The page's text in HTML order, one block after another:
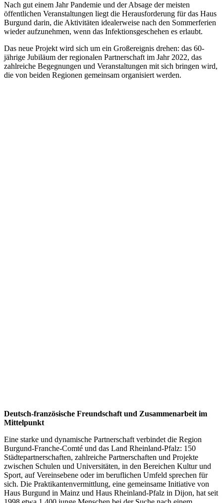
Nach gut einem Jahr Pandemie und der Absage der meisten
öffentlichen Veranstaltungen liegt die Herausforderung für das Haus
Burgund darin, die Aktivitäten idealerweise nach den Sommerferien
wieder aufzunehmen, wenn das Infektionsgeschehen es erlaubt.
Das neue Projekt wird sich um ein Großereignis drehen: das 60-
jährige Jubiläum der regionalen Partnerschaft im Jahr 2022, das
zahlreiche Begegnungen und Veranstaltungen mit sich bringen wird,
die von beiden Regionen gemeinsam organisiert werden.
Deutsch-französische Freundschaft und Zusammenarbeit im
Mittelpunkt
Eine starke und dynamische Partnerschaft verbindet die Region
Burgund-Franche-Comté und das Land Rheinland-Pfalz: 150
Städtepartnerschaften, zahlreiche Partnerschaften und Projekte
zwischen Schulen und Universitäten, in den Bereichen Kultur und
Sport, auf Vereinsebene oder im beruflichen Umfeld sprechen für
sich. Die Praktikantenvermittlung, eine gemeinsame Initiative von
Haus Burgund in Mainz und Haus Rheinland-Pfalz in Dijon, hat seit